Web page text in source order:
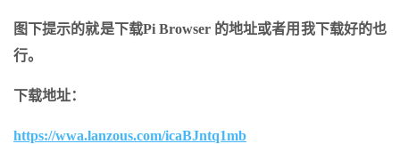
图下提示的就是下载Pi Browser 的地址或者用我下载好的也
行。
下载地址：
https://wwa.lanzous.com/icaBJntq1mb